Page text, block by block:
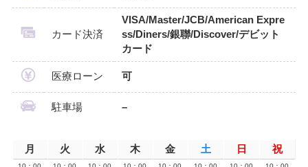
カード決済
VISA/Master/JCB/American Expre
ss/Diners/銀聯/Discover/デビット
カード
医療ローン 可
駐車場 –
月 火 水 木 金 土 日 祝